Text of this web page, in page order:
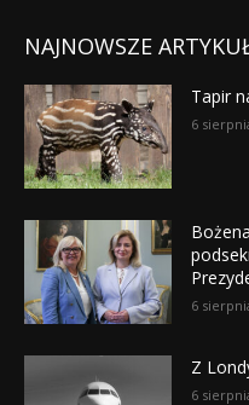
NAJNOWSZE
Tapir
6
6
Z
6